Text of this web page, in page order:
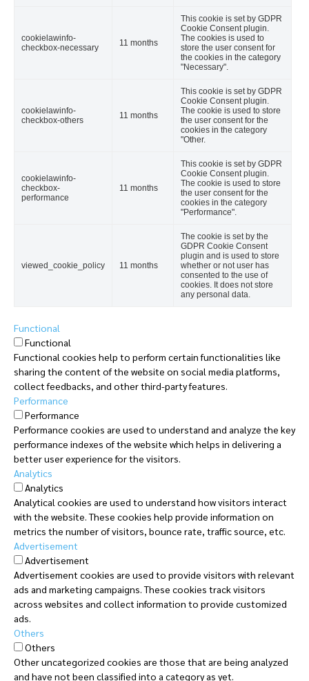
cookielawinfo-
checkbox-necessary
11 months
This cookie is set by GDPR
Cookie Consent plugin.
The cookies is used to
store the user consent for
the cookies in the category
"Necessary".
cookielawinfo-
checkbox-others
11 months
This cookie is set by GDPR
Cookie Consent plugin.
The cookie is used to store
the user consent for the
cookies in the category
"Other.
cookielawinfo-
checkbox-
performance
11 months
This cookie is set by GDPR
Cookie Consent plugin.
The cookie is used to store
the user consent for the
cookies in the category
"Performance".
viewed_cookie_policy 11 months
The cookie is set by the
GDPR Cookie Consent
plugin and is used to store
whether or not user has
consented to the use of
cookies. It does not store
any personal data.
Functional
Functional
Functional cookies help to perform certain functionalities like
sharing the content of the website on social media platforms,
collect feedbacks, and other third-party features.
Performance
Performance
Performance cookies are used to understand and analyze the key
performance indexes of the website which helps in delivering a
better user experience for the visitors.
Analytics
Analytics
Analytical cookies are used to understand how visitors interact
with the website. These cookies help provide information on
metrics the number of visitors, bounce rate, traffic source, etc.
Advertisement
Advertisement
Advertisement cookies are used to provide visitors with relevant
ads and marketing campaigns. These cookies track visitors
across websites and collect information to provide customized
ads.
Others
Others
Other uncategorized cookies are those that are being analyzed
and have not been classified into a category as yet.